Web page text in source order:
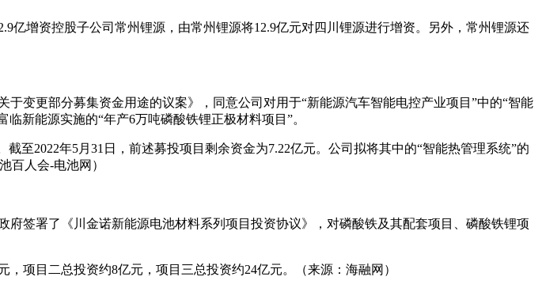
增资控股子公司常州锂源，由常州锂源将12.9亿元对四川锂源进行增资。另外，常州锂源还
变更部分募集资金用途的议案》，同意公司对用于“新能源汽车智能电控产业项目”中的“智能
新能源实施的“年产6万吨磷酸铁锂正极材料项目”。
至2022年5月31日，前述募投项目剩余资金为7.22亿元。公司拟将其中的“智能热管理系统”的
百人会-电池网）
签署了《川金诺新能源电池材料系列项目投资协议》，对磷酸铁及其配套项目、磷酸铁锂项
项目二总投资约8亿元，项目三总投资约24亿元。（来源：海融网）